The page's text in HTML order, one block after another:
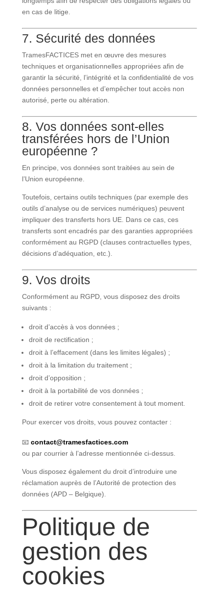
en cas de litige.
7. Sécurité des données
TramesFACTICES met en œuvre des mesures
techniques et organisationnelles appropriées afin de
garantir la sécurité, l’intégrité et la confidentialité de vos
données personnelles et d’empêcher tout accès non
autorisé, perte ou altération.
8. Vos données sont-elles
transférées hors de l’Union
européenne ?
En principe, vos données sont traitées au sein de
l’Union européenne.
Toutefois, certains outils techniques (par exemple des
outils d’analyse ou de services numériques) peuvent
impliquer des transferts hors UE. Dans ce cas, ces
transferts sont encadrés par des garanties appropriées
conformément au RGPD (clauses contractuelles types,
décisions d’adéquation, etc.).
9. Vos droits
Conformément au RGPD, vous disposez des droits
suivants :
droit d’accès à vos données ;
droit de rectification ;
droit à l’effacement (dans les limites légales) ;
droit à la limitation du traitement ;
droit d’opposition ;
droit à la portabilité de vos données ;
droit de retirer votre consentement à tout moment.
Pour exercer vos droits, vous pouvez contacter :
📧 contact@tramesfactices.com
ou par courrier à l’adresse mentionnée ci-dessus.
Vous disposez également du droit d’introduire une
réclamation auprès de l’Autorité de protection des
données (APD – Belgique).
Politique de
gestion des
cookies